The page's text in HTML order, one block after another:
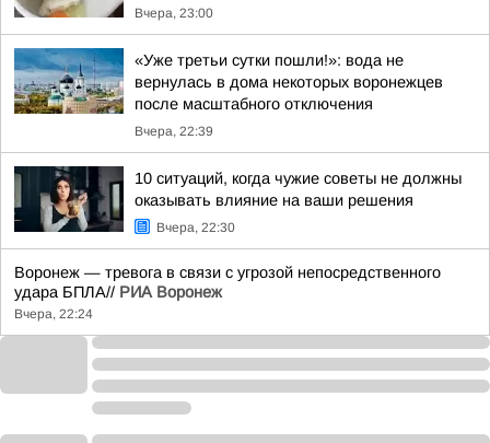
Вчера, 23:00
«Уже третьи сутки пошли!»: вода не
вернулась в дома некоторых воронежцев
после масштабного отключения
Вчера, 22:39
10 ситуаций, когда чужие советы не должны
оказывать влияние на ваши решения
Вчера, 22:30
Воронеж — тревога в связи с угрозой непосредственного
удара БПЛА// РИА Воронеж
Вчера, 22:24